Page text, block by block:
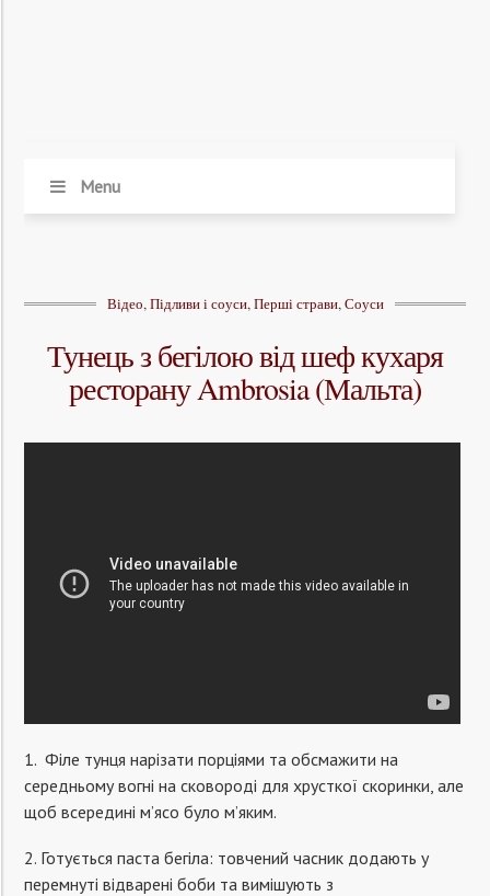
Menu
Відео,Підливи і соуси,Перші страви,Соуси
Тунець з бегілою від шеф кухаря
ресторану Ambrosia (Мальта)
1. Філе тунця нарізати порціями та обсмажити на
середньому вогні на сковороді для хрусткої скоринки, але
щоб всередині м’ясо було м’яким.
2. Готується паста бегіла: товчений часник додають у
перемнуті відварені боби та вимішують з